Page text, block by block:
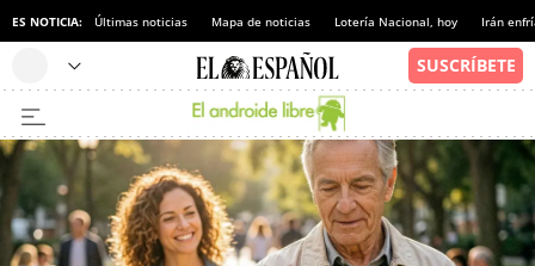
ES NOTICIA: Últimas noticias Mapa de noticias Lotería Nacional, hoy Irán